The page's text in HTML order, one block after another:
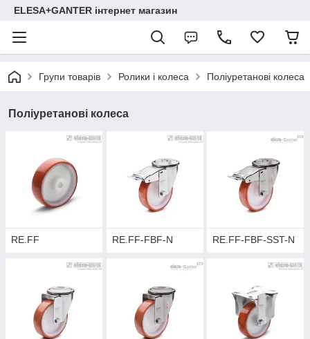
ELESA+GANTER інтернет магазин
Групи товарів Ролики і колеса Поліуретанові колеса
Поліуретанові колеса
RE.FF RE.FF-FBF-N RE.FF-FBF-SST-N